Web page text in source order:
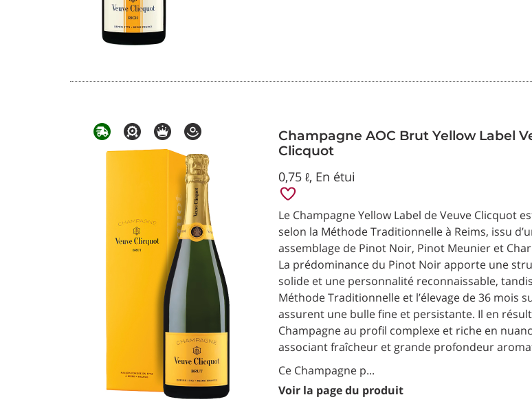
Champagne AOC Brut Yellow Label
Clicquot
0,75 ℓ, En étui
Le Champagne Yellow Label de Veuve Clicquot
selon la Méthode Traditionnelle à Reims, issu
assemblage de Pinot Noir, Pinot Meunier et
La prédominance du Pinot Noir apporte une
solide et une personnalité reconnaissable,
Méthode Traditionnelle et l’élevage de 36 mois
assurent une bulle fine et persistante. Il en
Champagne au profil complexe et riche en
associant fraîcheur et grande profondeur
Ce Champagne p...
Voir la page du produit